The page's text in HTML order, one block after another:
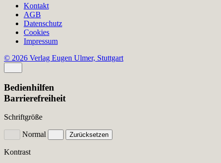
Kontakt
AGB
Datenschutz
Cookies
Impressum
© 2026 Verlag Eugen Ulmer, Stuttgart
Bedienhilfen
Barrierefreiheit
Schriftgröße
Normal Zurücksetzen
Kontrast